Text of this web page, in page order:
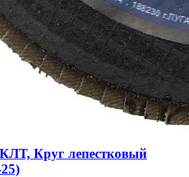
Круг лепестковый